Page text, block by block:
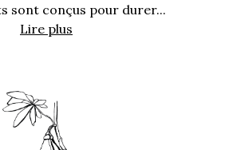
sont conçus pour durer...
Lire plus